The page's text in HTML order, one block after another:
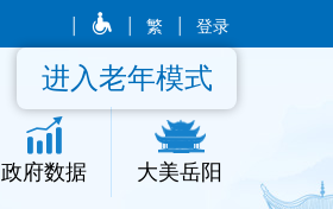
繁 登录
政府数据 大美岳阳
进入老年模式